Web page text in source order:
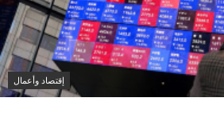
إقتصاد وأعمال